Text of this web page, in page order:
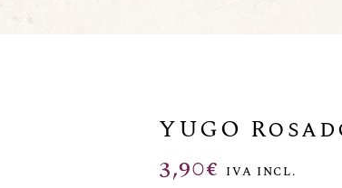
YUGO
3,90€ IVA INCL.